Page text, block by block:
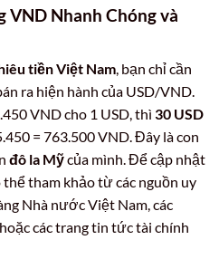
VND Nhanh Chóng và
tiền Việt Nam , bạn chỉ cần
ra hiện hành của USD/VND.
VND cho 1 USD, thì 30 USD
= 763.500 VND. Đây là con
đô la Mỹcủa mình. Để cập nhật
tham khảo từ các nguồn uy
Nhà nước Việt Nam, các
các trang tin tức tài chính